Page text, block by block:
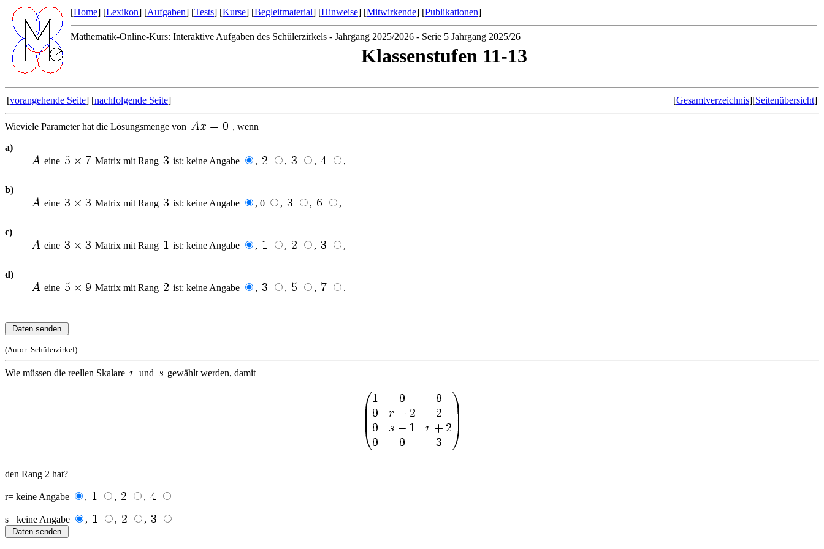
[Home] [Lexikon] [Aufgaben] [Tests] [Kurse] [Begleitmaterial] [Hinweise] [Mitwirkende] [Publikationen]
Mathematik-Online-Kurs: Interaktive Aufgaben des Schülerzirkels - Jahrgang 2025/2026 - Serie 5 Jahrgang 2025/26
Klassenstufen 11-13
[vorangehende Seite] [nachfolgende Seite] [Gesamtverzeichnis][Seitenübersicht]
Wieviele Parameter hat die Lösungsmenge von
, wenn
a)
eine
Matrix mit Rang ist: keine Angabe , , , ,
b)
eine
Matrix mit Rang ist: keine Angabe , 0 , , ,
c)
eine
Matrix mit Rang ist: keine Angabe , , , ,
d)
eine
Matrix mit Rang ist: keine Angabe , , , .
(Autor: Schülerzirkel)
Wie müssen die reellen Skalare und gewählt werden, damit
den Rang 2 hat?
r= keine Angabe , , ,
s= keine Angabe , , ,